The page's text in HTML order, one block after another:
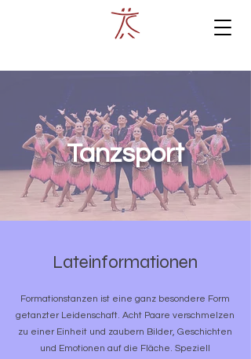
Tanzsport
Lateinformationen
Formationstanzen ist eine ganz besondere Form
getanzter Leidenschaft. Acht Paare verschmelzen
zu einer Einheit und zaubern Bilder, Geschichten
und Emotionen auf die Fläche. Speziell